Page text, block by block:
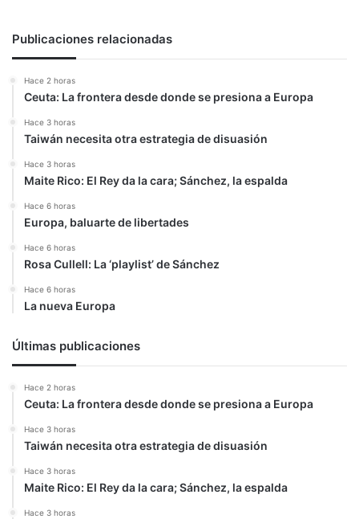
Publicaciones relacionadas
Hace 2 horas
Ceuta: La frontera desde donde se presiona a Europa
Hace 3 horas
Taiwán necesita otra estrategia de disuasión
Hace 3 horas
Maite Rico: El Rey da la cara; Sánchez, la espalda
Hace 6 horas
Europa, baluarte de libertades
Hace 6 horas
Rosa Cullell: La ‘playlist’ de Sánchez
Hace 6 horas
La nueva Europa
Últimas publicaciones
Hace 2 horas
Ceuta: La frontera desde donde se presiona a Europa
Hace 3 horas
Taiwán necesita otra estrategia de disuasión
Hace 3 horas
Maite Rico: El Rey da la cara; Sánchez, la espalda
Hace 3 horas